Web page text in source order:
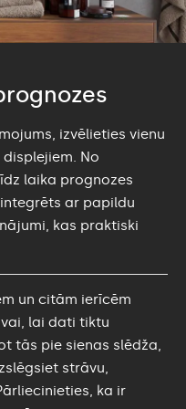
izvēlieties vienu
No
laika prognozes
ar papildu
kas praktiski
un citām ierīcēm
lai dati tiktu
tās pie sienas slēdža,
strāvu,
ka ir